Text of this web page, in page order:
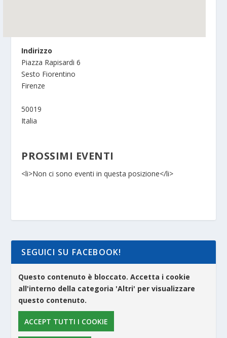
Indirizzo
Piazza Rapisardi 6
Sesto Fiorentino
Firenze
50019
Italia
PROSSIMI EVENTI
<li>Non ci sono eventi in questa posizione</li>
SEGUICI SU FACEBOOK!
Questo contenuto è bloccato. Accetta i cookie
all'interno della categoria 'Altri' per visualizzare
questo contenuto.
ACCEPT TUTTI I COOKIE